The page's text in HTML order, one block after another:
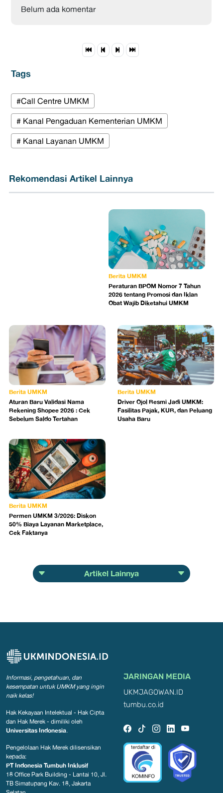
Belum ada komentar
Tags
#Call Centre UMKM
# Kanal Pengaduan Kementerian UMKM
# Kanal Layanan UMKM
Rekomendasi Artikel Lainnya
Berita UMKM
Peraturan BPOM Nomor 7 Tahun
2026 tentang Promosi dan Iklan
Obat Wajib Diketahui UMKM
Berita UMKM
Aturan Baru Validasi Nama
Rekening Shopee 2026 : Cek
Sebelum Saldo Tertahan
Berita UMKM
Driver Ojol Resmi Jadi UMKM:
Fasilitas Pajak, KUR, dan Peluang
Usaha Baru
Berita UMKM
Permen UMKM 3/2026: Diskon
50% Biaya Layanan Marketplace,
Cek Faktanya
Artikel Lainnya
Informasi, pengetahuan, dan
kesempatan untuk UMKM yang ingin
naik kelas!
Hak Kekayaan Intelektual - Hak Cipta
dan Hak Merek - dimiliki oleh
Universitas Indonesia.
Pengelolaan Hak Merek dilisensikan
kepada:
PT Indonesia Tumbuh Inklusif
18 Office Park Building - Lantai 10, Jl.
TB Simatupang Kav. 18, Jakarta
JARINGAN MEDIA
UKMJAGOWAN.ID
tumbu.co.id